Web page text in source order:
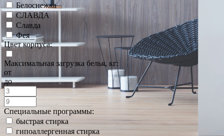
Белоснежка
СЛАВДА
Славда
Фея
Цвет корпуса:
Максимальная загрузка белья, кг:
от
до
Специальные программы:
быстрая стирка
гипоаллергенная стирка